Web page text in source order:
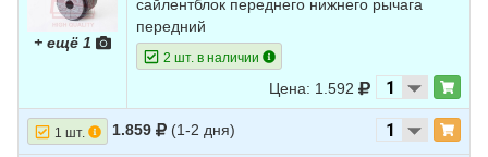
JEEP COMMANDER 2008
JEEP COMMANDER 2007
2007 V8 4.7L
12 JEEP COMMANDER
+ ещё 1
сайлентблок переднего нижнего рычага
передний
2 шт. в наличии
Цена: 1.592
1 шт. 1.859 (1-2 дня)